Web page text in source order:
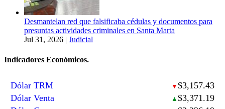
Desmantelan red que falsificaba cédulas y documentos para
presuntas actividades criminales en Santa Marta
Jul 31, 2026 | Judicial
Indicadores Económicos.
Dólar TRM ▼ $3,157.43
Dólar Venta
▲ $3,371.19